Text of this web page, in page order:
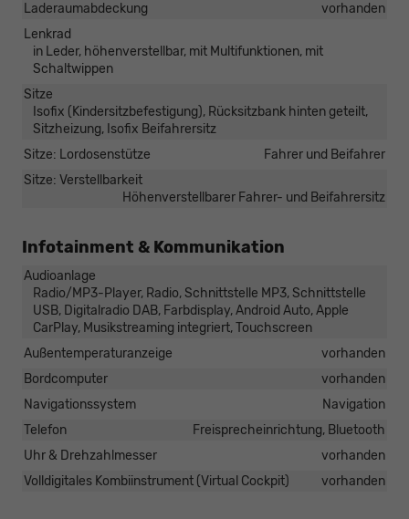
Laderaumabdeckung
vorhanden
Lenkrad
in Leder, höhenverstellbar, mit Multifunktionen, mit
Schaltwippen
Sitze
Isofix (Kindersitzbefestigung), Rücksitzbank hinten geteilt,
Sitzheizung, Isofix Beifahrersitz
Sitze: Lordosenstütze
Fahrer und Beifahrer
Sitze: Verstellbarkeit
Höhenverstellbarer Fahrer- und Beifahrersitz
Infotainment & Kommunikation
Audioanlage
Radio/MP3-Player, Radio, Schnittstelle MP3, Schnittstelle
USB, Digitalradio DAB, Farbdisplay, Android Auto, Apple
CarPlay, Musikstreaming integriert, Touchscreen
Außentemperaturanzeige
vorhanden
Bordcomputer
vorhanden
Navigationssystem
Navigation
Telefon
Freisprecheinrichtung, Bluetooth
Uhr & Drehzahlmesser
vorhanden
Volldigitales Kombiinstrument (Virtual Cockpit)
vorhanden